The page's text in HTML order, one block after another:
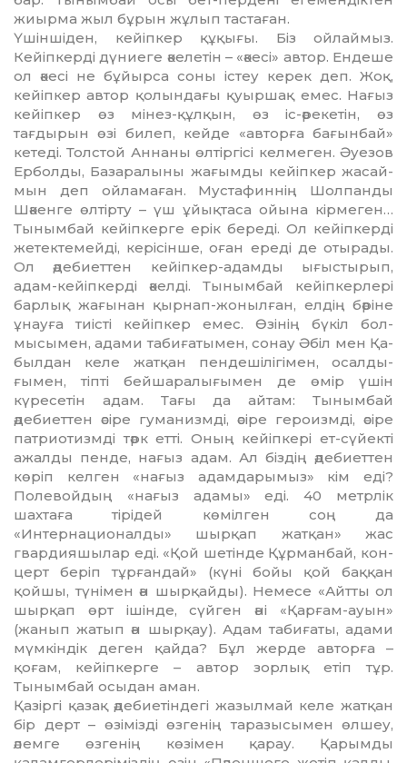
жиырма жыл бұрын жұлып тастаған.
Үшіншіден, кейіпкер құқығы. Біз ойлаймыз.
Кейіпкерді дүниеге әкелетін – «әкесі» автор. Ендеше
ол әкесі не бұйырса соны істеу ке­рек деп. Жоқ,
кейіпкер автор қо­лын­дағы қуыршақ емес. Нағыз
кейіп­кер өз мінез-құлқын, өз іс-әреке­тін, өз
тағдырын өзі билеп, кейде «авторға бағынбай»
кетеді. Толс­той Аннаны өлтіргісі кел­меген. Әуезов
Ерболды, Базара­лыны жағымды кейіпкер жасай­
мын деп ойламаған. Мустафиннің Шол­пан­ды
Шәкенге өлтірту – үш ұйық­таса ойына кірмеген…
Ты­нымбай кейіпкерге ерік береді. Ол кейіп­керді
жетектемейді, кері­сінше, оған ереді де отырады.
Ол әдебиет­тен кейіпкер-адамды ығысты­рып,
адам-кейіпкерді әкелді. Тынымбай кейіпкерлері
барлық жағынан қырнап-жо­нылған, елдің бәріне
ұнауға тиісті кейіпкер емес. Өзінің бүкіл бол­
мысымен, адами табиғатымен, сонау Әбіл мен Қа­
был­дан келе жатқан пендешілі­гімен, осалды­
ғымен, тіпті бейша­ра­лығымен де өмір үшін
күресетін адам. Тағы да айтам: Тынымбай
әдебиеттен әсіре гуманизмді, әсіре героизмді, әсіре
патриотизмді тәрк етті. Оның кейіпкері ет-сүйек­­ті
ажалды пенде, нағыз адам. Ал біздің әдебиеттен
көріп келген «нағыз адамдарымыз» кім еді?
Полевой­дың «нағыз адамы» еді. 40 метрлік
шахтаға тірідей көмілген соң да
«Интернационалды» шыр­қап жат­қан» жас
гвардияшы­лар еді. «Қой шетінде Құрманбай, кон­
церт беріп тұрғандай» (күні бойы қой баққан
қойшы, түнімен ән шыр­қайды). Немесе «Айтты ол
шырқап өрт ішінде, сүйген әні «Қарғам-ауын»
(жанып жатып ән шырқау). Адам табиғаты, адами
мүмкіндік деген қайда? Бұл жерде авторға –
қоғам, кейіпкерге – автор зорлық етіп тұр.
Тынымбай осыдан аман.
Қазіргі қазақ әдебиетіндегі жазылмай келе жатқан
бір дерт – өзімізді өзгенің таразысымен өл­шеу,
әлемге өзгенің көзімен қарау. Қарымды